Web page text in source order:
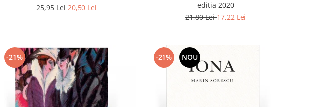
25,95 Lei20,50 Lei
editia 2020
21,80 Lei17,22 Lei
-21% -21% NOU